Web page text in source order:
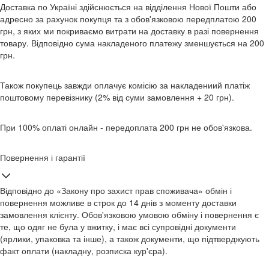
Доставка по Україні здійснюється на відділення Нової Пошти або
адресно за рахунок покупця та з обов'язковою передплатою 200
грн, з яких ми покриваємо витрати на доставку в разі повернення
товару. Відповідно сума накладеного платежу зменшується на 200
грн.
Також покупець завжди оплачує комісію за накладениий платіж
поштовому перевізнику (2% від суми замовлення + 20 грн).
При 100% оплаті онлайн - передоплата 200 грн не обов'язкова.
Повернення і гарантії
Відповідно до «Закону про захист прав споживача» обмін і
повернення можливе в строк до 14 днів з моменту доставки
замовлення клієнту. Обов'язковою умовою обміну і повернення є
те, що одяг не була у вжитку, і має всі супровідні документи
(ярлики, упаковка та інше), а також документи, що підтверджують
факт оплати (накладну, розписка кур'єра).